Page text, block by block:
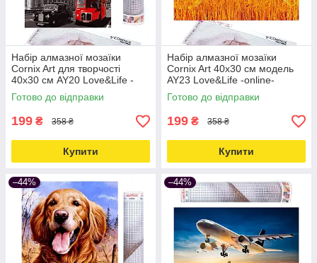
Набір алмазної мозаїки
Cornix Art для творчості
40x30 см AY20 Love&Life -
online-multimarket-
Готово до відправки
199 ₴ 358 ₴
Купити
Набір алмазної мозаїки
Cornix Art 40x30 см модель
AY23 Love&Life -online-
multimarket-
Готово до відправки
199 ₴ 358 ₴
Купити
–44% –44%